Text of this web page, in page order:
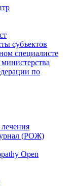
субъектов
специалисте
по
(РОЖ)
Open